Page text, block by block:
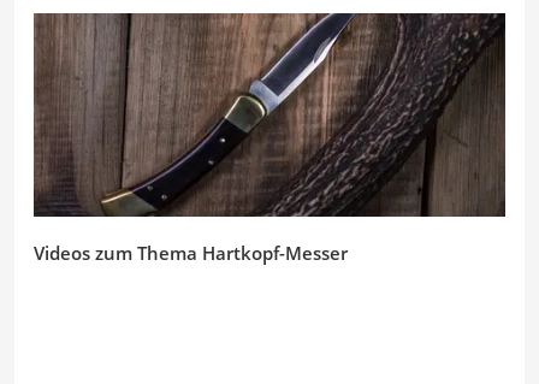
Videos zum Thema Hartkopf-Messer